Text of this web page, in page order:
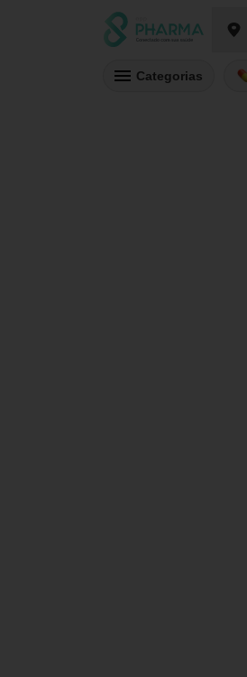
Categorias